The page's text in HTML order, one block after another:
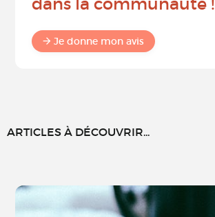
Je donne mon avis
ARTICLES À DÉCOUVRIR...